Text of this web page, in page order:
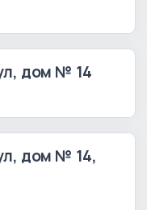
дом № 14
дом № 14,